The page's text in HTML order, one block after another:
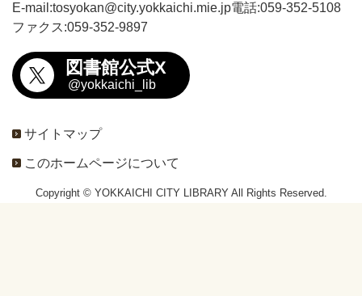
E-mail:tosyokan@city.yokkaichi.mie.jp電話:059-352-5108
ファクス:059-352-9897
図書館公式X
@yokkaichi_lib
サイトマップ
このホームページについて
Copyright © YOKKAICHI CITY LIBRARY All Rights Reserved.